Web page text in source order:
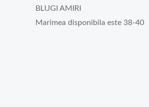
BLUGI AMIRI
Marimea disponibila este 38-40